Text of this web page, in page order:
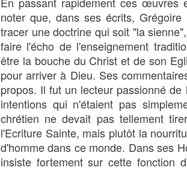
noter que, dans ses écrits,
tracer une doctrine qui soit "la
faire l'écho de l'enseignement
être la bouche du Christ et de son
pour arriver à Dieu. Ses
propos. Il fut un lecteur passionné
intentions qui n'étaient pas
chrétien ne devait pas tellement
l'Ecriture Sainte, mais plutôt la
d'homme dans ce monde. Dans ses
insiste fortement sur cette fonction